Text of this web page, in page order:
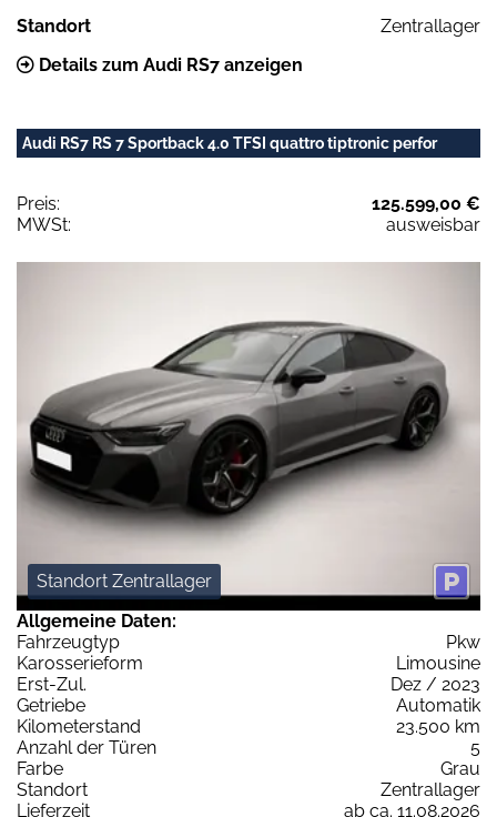
Standort
Zentrallager
Details zum Audi RS7 anzeigen
Audi RS7 RS 7 Sportback 4.0 TFSI quattro tiptronic perfor
Preis:
125.599,00 €
MWSt:
ausweisbar
Standort Zentrallager
Allgemeine Daten:
Fahrzeugtyp
Pkw
Karosserieform
Limousine
Erst-Zul.
Dez / 2023
Getriebe
Automatik
Kilometerstand
23.500 km
Anzahl der Türen
5
Farbe
Grau
Standort
Zentrallager
Lieferzeit
ab ca. 11.08.2026